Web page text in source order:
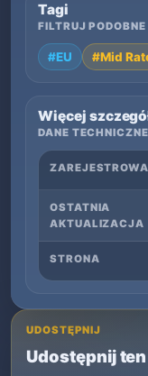
Tagi
FILTRUJ
#EU #Mid
Więcej
DANE
OSTATNIA
AKTUALIZACJA
STRONA
UDOSTĘPNIJ
Udostępnij